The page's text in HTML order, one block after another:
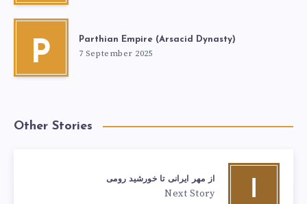
P Parthian Empire (Arsacid Dynasty)
7 September 2025
Other Stories
ا از مهر ایرانی تا خورشید رومی
Next Story